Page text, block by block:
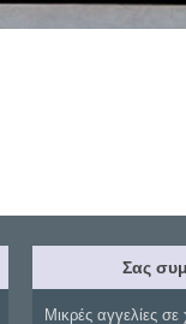
Σας
Μικρές αγγελίες σε